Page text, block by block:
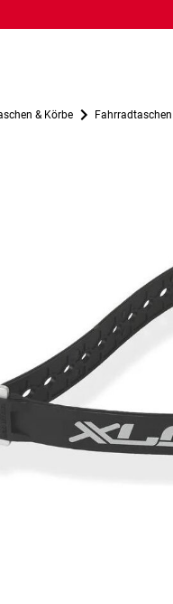
& Körbe